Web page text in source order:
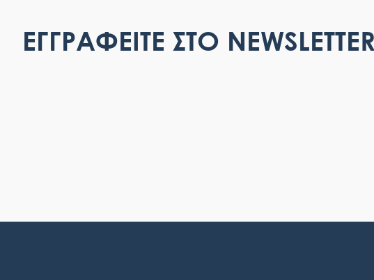
ΕΓΓΡΑΦΕΙΤΕ ΣΤΟ NEWSLETTER